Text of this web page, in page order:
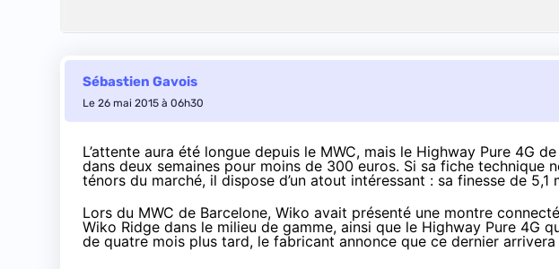
Sébastien Gavois
Le 26 mai 2015 à 06h30
L’attente aura été longue depuis le MWC, mais le Highway Pure 4G
dans deux semaines pour moins de 300 euros. Si sa fiche technique
ténors du marché, il dispose d’un atout intéressant : sa finesse de 5,1
Lors du MWC de Barcelone, Wiko avait présenté une montre
Wiko Ridge dans le milieu de gamme, ainsi que le Highway Pure 4G
de quatre mois plus tard, le fabricant annonce que ce dernier